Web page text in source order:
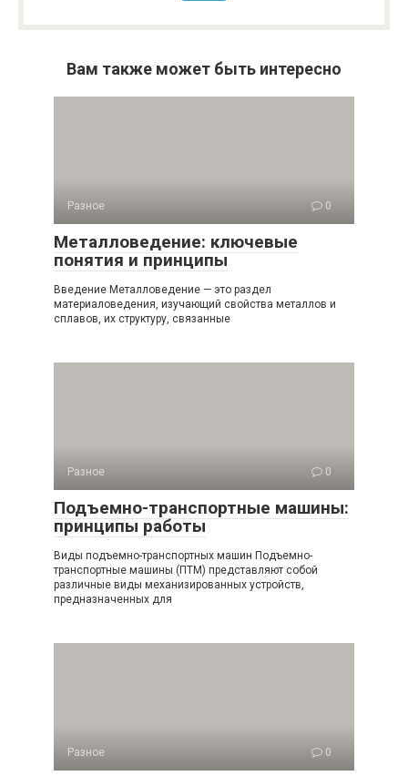
Вам также может быть интересно
Разное 0
Металловедение: ключевые
понятия и принципы
Введение Металловедение — это раздел
материаловедения, изучающий свойства металлов и
сплавов, их структуру, связанные
Разное 0
Подъемно-транспортные машины:
принципы работы
Виды подъемно-транспортных машин Подъемно-
транспортные машины (ПТМ) представляют собой
различные виды механизированных устройств,
предназначенных для
Разное 0